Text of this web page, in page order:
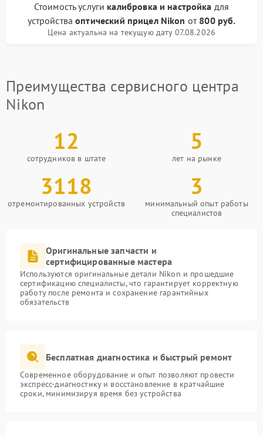
Стоимость услуги калибровка и настройка для
устройстваоптический прицел Nikon от 800 руб.
Цена актуальна на текущую дату 07.08.2026
Преимущества сервисного центра
Nikon
12
сотрудников в штате
5
лет на рынке
3118
отремонтированных устройств
3
минимальный опыт работы
специалистов
Оригинальные запчасти и
сертифицированные мастера
Используются оригинальные детали Nikon и прошедшие
сертификацию специалисты, что гарантирует корректную
работу после ремонта и сохранение гарантийных
обязательств
Бесплатная диагностика и быстрый ремонт
Современное оборудование и опыт позволяют провести
экспресс-диагностику и восстановление в кратчайшие
сроки, минимизируя время без устройства